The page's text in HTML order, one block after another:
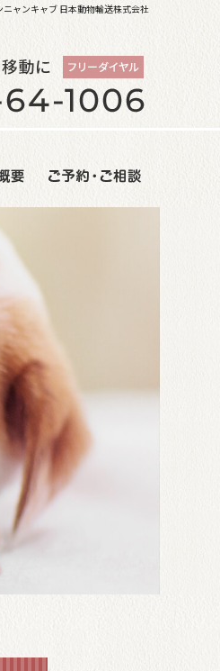
ャンキャブ 日本動物輸送株式会社